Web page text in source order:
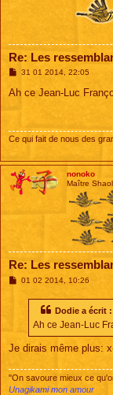
Re: Les
M
s
31 01 2014, 22:05
Ah ce Jean-Luc
Ce qui fait de nous des
nonoko
Maître
Re: Les
M01 02 2014, 10:26
Dodie a écrit :
Ah ce Jean-Luc
Je dirais même plus:
"On savoure mieux ce
Unagikami mon amour